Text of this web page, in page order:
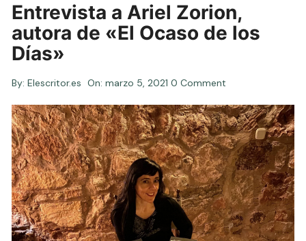
Entrevista a Ariel Zorion,
autora de «El Ocaso de los
Días»
By: Elescritor.es On:marzo 5, 2021 0 Comment